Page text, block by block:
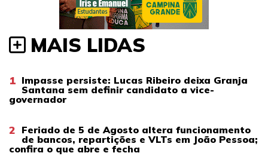
MAIS LIDAS
1 Impasse persiste: Lucas Ribeiro deixa Granja
Santana sem definir candidato a vice-
governador
2 Feriado de 5 de Agosto altera funcionamento
de bancos, repartições e VLTs em João Pessoa;
confira o que abre e fecha